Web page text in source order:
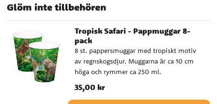
Glöm inte tillbehören
Tropisk Safari - Pappmuggar 8-
pack
8 st. pappersmuggar med tropiskt motiv
av regnskogsdjur. Muggarna är ca 10 cm
höga och rymmer ca 250 ml.
Pris:35,00 kr
35,00 kr